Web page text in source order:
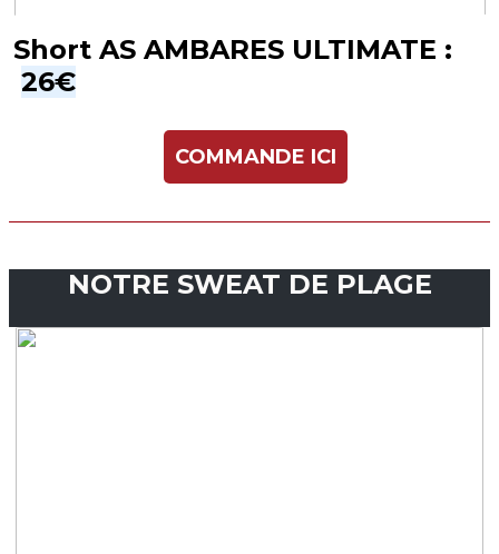
Short AS AMBARES ULTIMATE :
26€
COMMANDE ICI
NOTRE SWEAT DE PLAGE